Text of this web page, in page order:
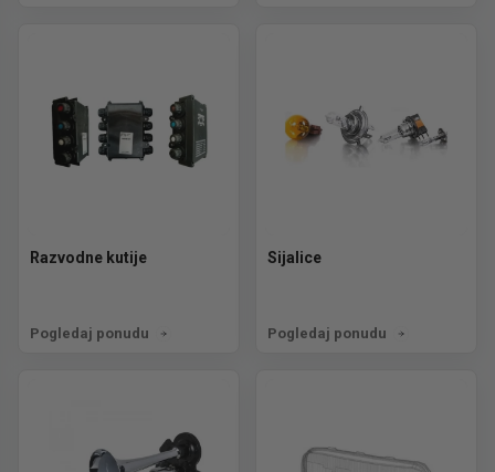
Razvodne kutije
Pogledaj ponudu
Sijalice
Pogledaj ponudu